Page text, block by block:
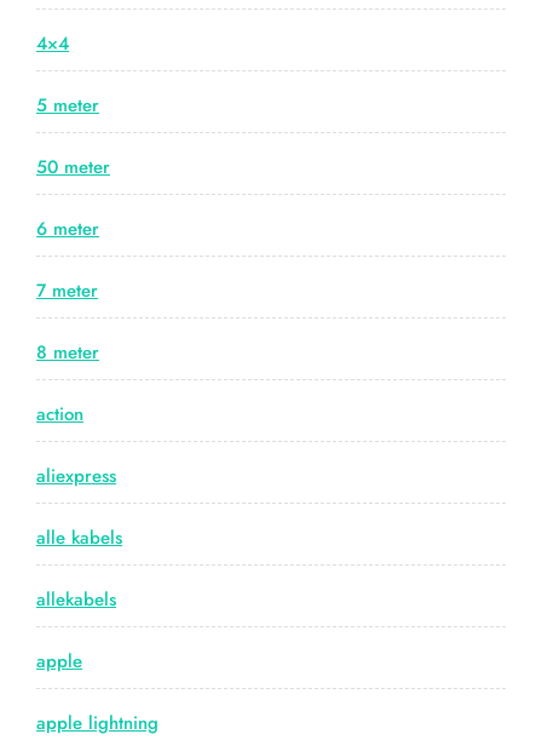
4×4
5 meter
50 meter
6 meter
7 meter
8 meter
action
aliexpress
alle kabels
allekabels
apple
apple lightning